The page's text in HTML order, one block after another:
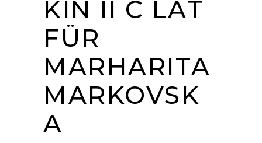
KIN II C LAT
FÜR
MARHARITA
MARKOVSK
A